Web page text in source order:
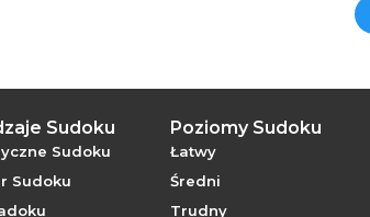
Sudoku
Sudoku
Sudoku
Poziomy Sudoku
Łatwy
Średni
Trudny